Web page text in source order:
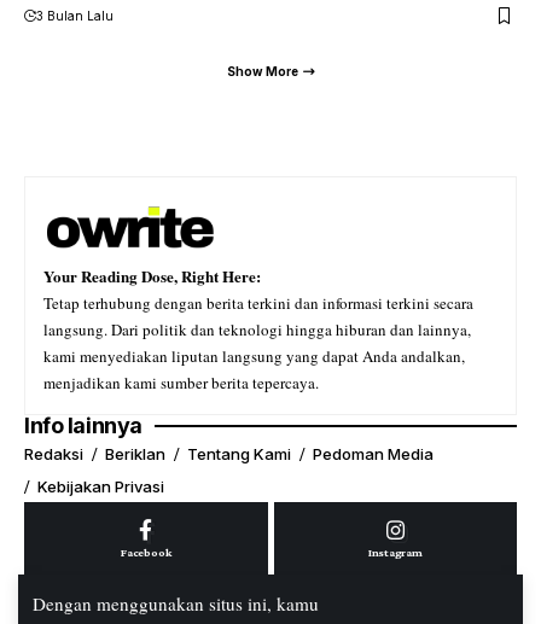
Dengan menggunakan situs ini, kamu
3 Bulan Lalu
Show More
Your Reading Dose, Right Here:
Tetap terhubung dengan berita terkini dan informasi terkini secara
langsung. Dari politik dan teknologi hingga hiburan dan lainnya,
kami menyediakan liputan langsung yang dapat Anda andalkan,
menjadikan kami sumber berita tepercaya.
Info lainnya
Redaksi Beriklan Tentang Kami
Pedoman Media
Kebijakan Privasi
Facebook Instagram